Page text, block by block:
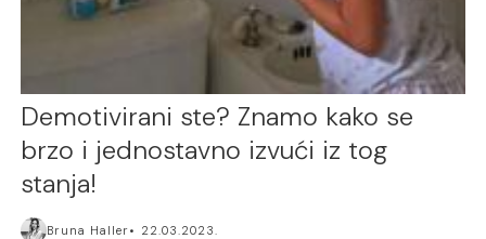
Demotivirani ste? Znamo kako se
brzo i jednostavno izvući iz tog
stanja!
Bruna Haller 22.03.2023.